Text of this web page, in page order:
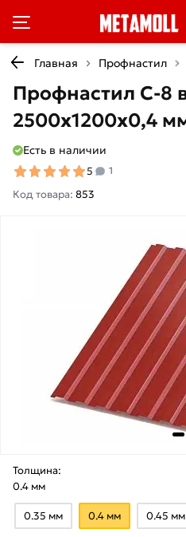
Главная Профнастил
Профнастил С-8
2500х1200х0,4
Есть в наличии
5 1
Код товара: 853
Толщина:
0.4 мм
0.35 мм 0.4 мм 0.45 мм